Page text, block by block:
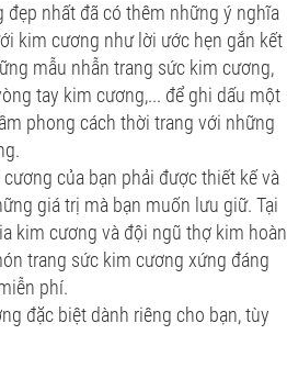
đẹp nhất đã có thêm những ý nghĩa
kim cương như lời ước hẹn gắn kết
mẫu nhẫn trang sức kim cương,
tay kim cương,... để ghi dấu một
phong cách thời trang với những
của bạn phải được thiết kế và
giá trị mà bạn muốn lưu giữ. Tại
kim cương và đội ngũ thợ kim hoàn
trang sức kim cương xứng đáng
phí.
đặc biệt dành riêng cho bạn, tùy